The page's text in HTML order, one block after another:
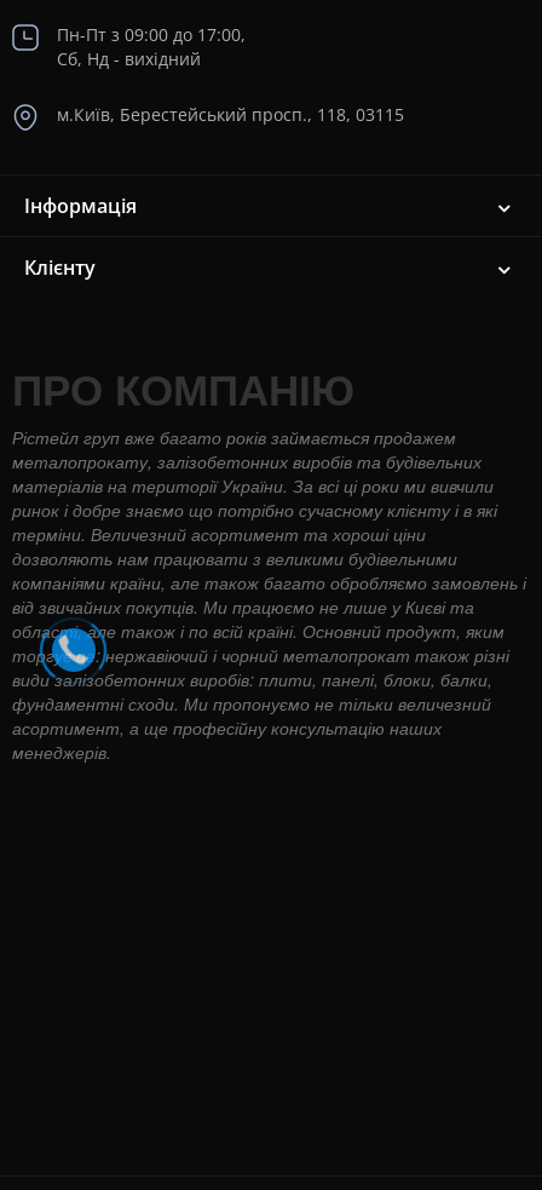
Пн-Пт з 09:00 до 17:00,
Сб, Нд - вихідний
м.Київ, Берестейський просп., 118, 03115
Інформація
Клієнту
ПРО КОМПАНІЮ
Рістейл груп вже багато років займається продажем
металопрокату, залізобетонних виробів та будівельних
матеріалів на території України. За всі ці роки ми вивчили
ринок і добре знаємо що потрібно сучасному клієнту і в які
терміни. Величезний асортимент та хороші ціни
дозволяють нам працювати з великими будівельними
компаніями країни, але також багато обробляємо замовлень і
від звичайних покупців. Ми працюємо не лише у Києві та
області, але також і по всій країні. Основний продукт, яким
торгує це: нержавіючий і чорний металопрокат також різні
види залізобетонних виробів: плити, панелі, блоки, балки,
фундаментні сходи. Ми пропонуємо не тільки величезний
асортимент, а ще професійну консультацію наших
менеджерів.